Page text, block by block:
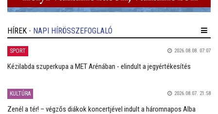
HÍREK - NAPI HÍRÖSSZEFOGLALÓ
SPORT 2026.08.08. 07:07
Kézilabda szuperkupa a MET Arénában - elindult a jegyértékesítés
KULTÚRA 2026.08.07. 21:58
Zenél a tér! – végzős diákok koncertjével indult a háromnapos Alba